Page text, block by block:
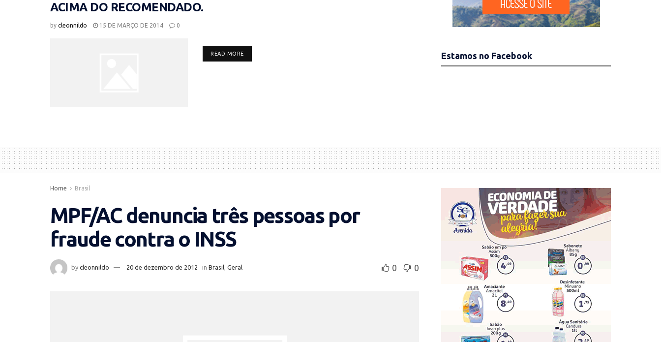
ACIMA DO RECOMENDADO.
by cleonnildo 15 DE MARÇO DE 2014 0
READ MOREDETAILS Estamos no Facebook
Home Brasil
MPF/AC denuncia três pessoas por
fraude contra o INSS
by cleonnildo 20 de dezembro de 2012 in Brasil, Geral 0 0